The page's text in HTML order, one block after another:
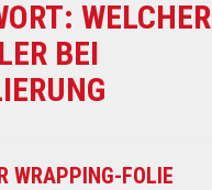
WELCHER
BEI
WRAPPING-FOLIE